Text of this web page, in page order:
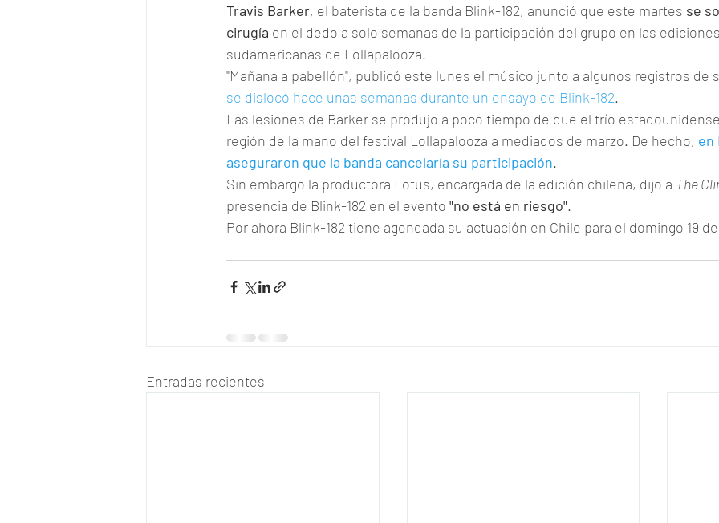
Travis Barker, el baterista de la banda Blink-182, anunció que este martes se
cirugía en el dedo a solo semanas de la participación del grupo en las ediciones
sudamericanas de Lollapalooza.
"Mañana a pabellón", publicó este lunes el músico junto a algunos registros de
se dislocó hace unas semanas durante un ensayo de Blink-182.
Las lesiones de Barker se produjo a poco tiempo de que el trío
región de la mano del festival Lollapalooza a mediados de marzo. De hecho, en
aseguraron que la banda cancelaría su participación.
Sin embargo la productora Lotus, encargada de la edición chilena, dijo a The
presencia de Blink-182 en el evento "no está en riesgo".
Por ahora Blink-182 tiene agendada su actuación en Chile para el domingo 19
Entradas recientes